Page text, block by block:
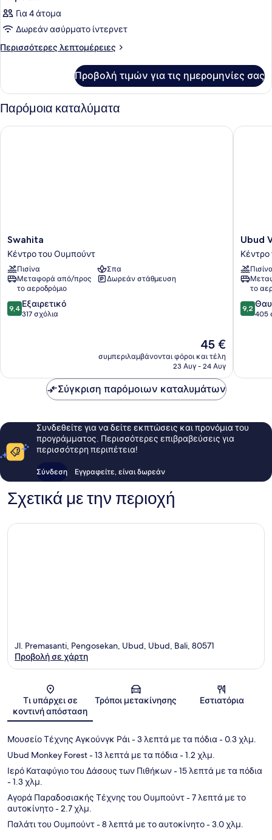
Για 4 άτομα
Δωρεάν ασύρματο ίντερνετ
Περισσότερες λεπτομέρειες
Περισσότερες
Προβολή τιμών για τις ημερομηνίες σας
Παρόμοια καταλύματα
Swahita
Κέντρο
του
Ουμπούντ
Swahita
Κέντρο του Ουμπούντ
Πισίνα
Σπα
Μεταφορά από/προς
το αεροδρόμιο
Δωρεάν στάθμευση
9.4
στα
9,4 Εξαιρετικό
317 σχόλια
Η
τιμή
είναι
45 €
συμπεριλαμβάνονται φόροι και τέλη
23 Αυγ - 24 Αυγ
Swahita
Ubud
Village
Hotel
Κέντρο
του
Ubud
το
9.2
στα
9,2
405
Ubud
Σύγκριση παρόμοιων καταλυμάτων
Συνδεθείτε για να δείτε εκπτώσεις και προνόμια του
προγράμματος. Περισσότερες επιβραβεύσεις για
περισσότερη περιπέτεια!
Σύνδεση Εγγραφείτε, είναι δωρεάν
Σχετικά με την περιοχή
Χάρτης
Jl. Premasanti, Pengosekan, Ubud, Ubud, Bali, 80571
Προβολή σε χάρτη
Τι υπάρχει σε
κοντινή απόσταση
Τρόποι μετακίνησης Εστιατόρια
Μουσείο Τέχνης Αγκούνγκ Ράι- 3 λεπτά με τα πόδια- 0.3 χλμ.
Ubud Monkey Forest- 13 λεπτά με τα πόδια- 1.2 χλμ.
Ιερό Καταφύγιο του Δάσους των Πιθήκων- 15 λεπτά με τα πόδια
- 1.3 χλμ.
Αγορά Παραδοσιακής Τέχνης του Ουμπούντ- 7 λεπτά με το
αυτοκίνητο- 2.7 χλμ.
Παλάτι του Ουμπούντ- 8 λεπτά με το αυτοκίνητο- 3.0 χλμ.